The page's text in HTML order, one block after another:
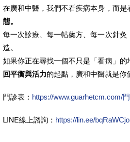
在廣和中醫，我們不看疾病本身，而是
態。
每一次診療、每一帖藥方、每一次針
造。
如果你正在尋找一個不只是「看病」的
回平衡與活力的起點，廣和中醫就是你
門診表： https://www.guarhetcm.com/
LINE線上諮詢： https://lin.ee/bqRaWCjo